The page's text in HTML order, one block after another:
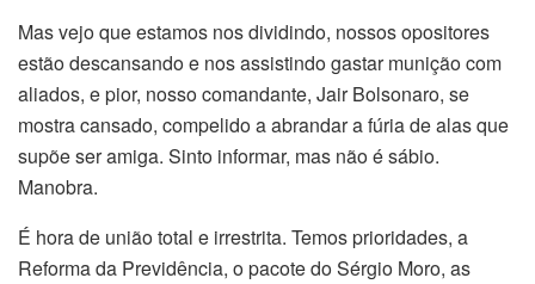
Mas vejo que estamos nos dividindo, nossos opositores
estão descansando e nos assistindo gastar munição com
aliados, e pior, nosso comandante, Jair Bolsonaro, se
mostra cansado, compelido a abrandar a fúria de alas que
supõe ser amiga. Sinto informar, mas não é sábio.
Manobra.
É hora de união total e irrestrita. Temos prioridades, a
Reforma da Previdência, o pacote do Sérgio Moro, as